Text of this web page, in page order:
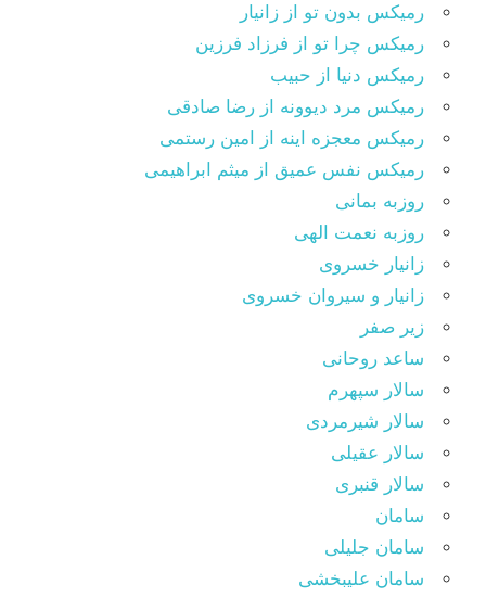
رمیکس بدون تو از زانیار
رمیکس چرا تو از فرزاد فرزین
رمیکس دنیا از حبیب
رمیکس مرد دیوونه از رضا صادقی
رمیکس معجزه اینه از امین رستمی
رمیکس نفس عمیق از میثم ابراهیمی
روزبه بمانی
روزبه نعمت الهی
زانیار خسروی
زانیار و سیروان خسروی
زیر صفر
ساعد روحانی
سالار سپهرم
سالار شیرمردی
سالار عقیلی
سالار قنبری
سامان
سامان جلیلی
سامان علیبخشی